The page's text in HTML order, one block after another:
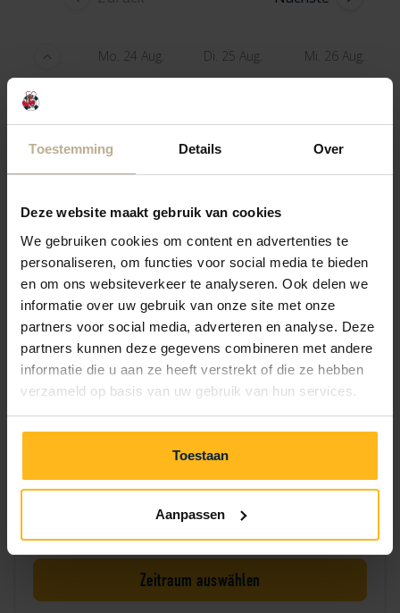
Toestemming Details Over
Deze website maakt gebruik van cookies
We gebruiken cookies om content en advertenties te
personaliseren, om functies voor social media te bieden
en om ons websiteverkeer te analyseren. Ook delen we
informatie over uw gebruik van onze site met onze
partners voor social media, adverteren en analyse. Deze
partners kunnen deze gegevens combineren met andere
informatie die u aan ze heeft verstrekt of die ze hebben
verzameld op basis van uw gebruik van hun services.
Toestaan
Aanpassen
Mo. 24 Aug. Di. 25 Aug. Mi. 26 Aug.
1 Nacht
2 Nächte —
—
4 Nächte
5 Nächte — — —
Jetzt den Aufenthalt buchen
Zeitraum auswählen